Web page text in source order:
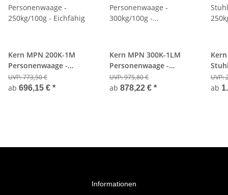
Kern MPN 200K-1M
Personenwaage -
250kg/100g - Eichfähig
UVP:773,50 €
ab 696,15 € *
Kern MPN 300K-1LM
Personenwaage -
300kg/100g - Eichfähig
UVP:975,80 €
ab 878,22 € *
UVP:
ab
Informationen